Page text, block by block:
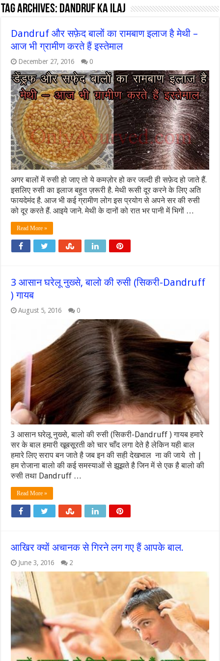
Tag Archives: dandruf ka ilaj
Dandruf और सफ़ेद बालों का रामबाण इलाज है मेथी –
आज भी ग्रामीण करते हैं इस्तेमाल
December 27, 2016 0
अगर बालों में रुसी हो जाए तो ये कमज़ोर हो कर जल्दी ही सफ़ेद हो जाते हैं.
इसलिए रुसी का इलाज बहुत ज़रूरी है. मेथी रूसी दूर करने के लिए अति
फायदेमंद है. आज भी कई ग्रामीण लोग इस प्रयोग से अपने सर की रुसी
को दूर करते हैं. आइये जाने. मेथी के दानों को रात भर पानी में भिगों …
Read More »
3 आसान घरेलू नुख्से, बालो की रुसी (सिकरी-Dandruff
) गायब
August 5, 2016 0
3 आसान घरेलू नुख्से, बालो की रुसी (सिकरी-Dandruff ) गायब हमारे
सर के बाल हमारी खूबसूरती को चार चाँद लगा देते है लेकिन यही बाल
हमारे लिए सराप बन जाते है जब इन की सही देखभाल ना की जाये तो |
हम रोजाना बालो की कई समस्याओं से झूझते है जिन में से एक है बालो की
रुसी तथा Dandruff …
Read More »
आखिर क्यों अचानक से गिरने लग गए हैं आपके बाल.
June 3, 2016 2